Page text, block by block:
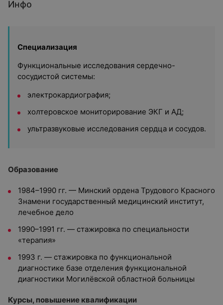
Инфо
Специализация
Функциональные исследования сердечно-
сосудистой системы:
электрокардиография;
холтеровское мониторирование ЭКГ и АД;
ультразвуковые исследования сердца и сосудов.
Образование
1984–1990 гг. — Минский ордена Трудового Красного
Знамени государственный медицинский институт,
лечебное дело
1990–1991 гг. — стажировка по специальности
«терапия»
1993 г. — стажировка по функциональной
диагностике базе отделения функциональной
диагностики Могилёвской областной больницы
Курсы, повышение квалификации